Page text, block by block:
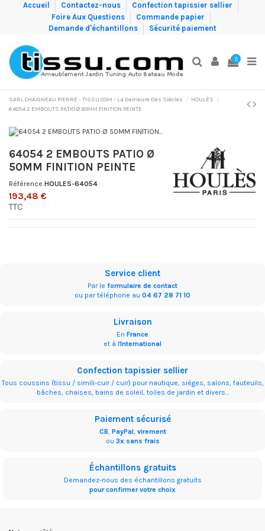
Accueil Contactez-nous
Confection tapissier sellier
Foire Aux Questions
Commande papier
Demande d'échantillons
Sécurité paiement
0
SARL CHAIGNEAU PIERRE - TISSU.COM - La Demeure Des Siècles
HOULÈS
64054 2 EMBOUTS PATIO Ø 50MM FINITION PEINTE
64054 2 EMBOUTS PATIO Ø
50MM FINITION PEINTE
Référence HOULES-64054
193,48 €
TTC
Service client
Par le formulaire de contact
ou par téléphone au 04 67 28 71 10
Livraison
En France
et à l'International
Confection tapissier sellier
Tous coussins (tissu / simili-cuir / cuir) pour nautique, sièges, salons, fauteuils,
bâches, chaises, bains de soleil, toiles de jardin et divers...
Paiement sécurisé
CB, PayPal, virement
ou 3x sans frais
Échantillons gratuits
Demandez-nous des échantillons gratuits
pour confirmer votre choix